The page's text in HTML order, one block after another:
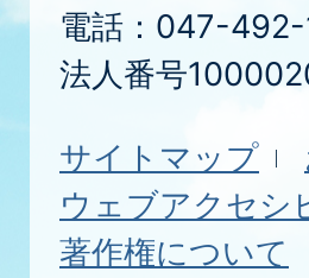
電話：047-492-
法人番号
サイトマップ
ウェブアクセシ
著作権について